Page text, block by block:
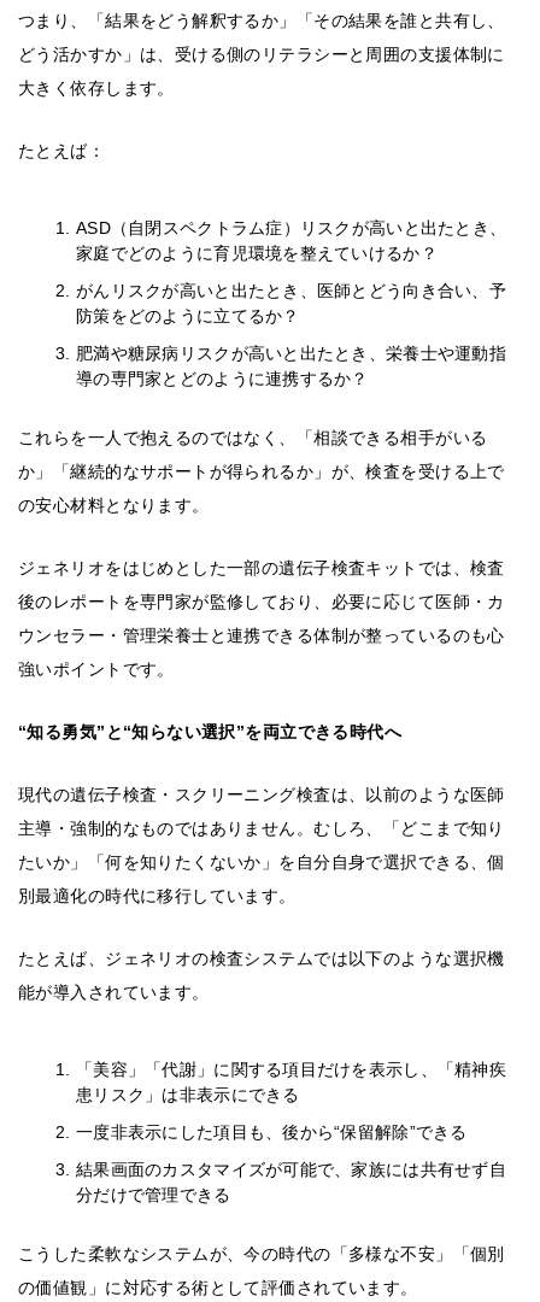
つまり、「結果をどう解釈するか」「その結果を誰と共有し、
どう活かすか」は、受ける側のリテラシーと周囲の支援体制に
大きく依存します。
たとえば：
ASD（自閉スペクトラム症）リスクが高いと出たとき、
家庭でどのように育児環境を整えていけるか？
がんリスクが高いと出たとき、医師とどう向き合い、予
防策をどのように立てるか？
肥満や糖尿病リスクが高いと出たとき、栄養士や運動指
導の専門家とどのように連携するか？
これらを一人で抱えるのではなく、「相談できる相手がいる
か」「継続的なサポートが得られるか」が、検査を受ける上で
の安心材料となります。
ジェネリオをはじめとした一部の遺伝子検査キットでは、検査
後のレポートを専門家が監修しており、必要に応じて医師・カ
ウンセラー・管理栄養士と連携できる体制が整っているのも心
強いポイントです。
“知る勇気”と“知らない選択”を両立できる時代へ
現代の遺伝子検査・スクリーニング検査は、以前のような医師
主導・強制的なものではありません。むしろ、「どこまで知り
たいか」「何を知りたくないか」を自分自身で選択できる、個
別最適化の時代に移行しています。
たとえば、ジェネリオの検査システムでは以下のような選択機
能が導入されています。
「美容」「代謝」に関する項目だけを表示し、「精神疾
患リスク」は非表示にできる
一度非表示にした項目も、後から“保留解除”できる
結果画面のカスタマイズが可能で、家族には共有せず自
分だけで管理できる
こうした柔軟なシステムが、今の時代の「多様な不安」「個別
の価値観」に対応する術として評価されています。